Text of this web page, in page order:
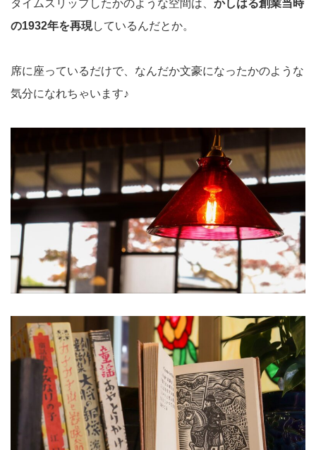
タイムスリップしたかのような空間は、 かしはる創業当時
の1932年を再現しているんだとか。
席に座っているだけで、なんだか文豪になったかのような
気分になれちゃいます♪